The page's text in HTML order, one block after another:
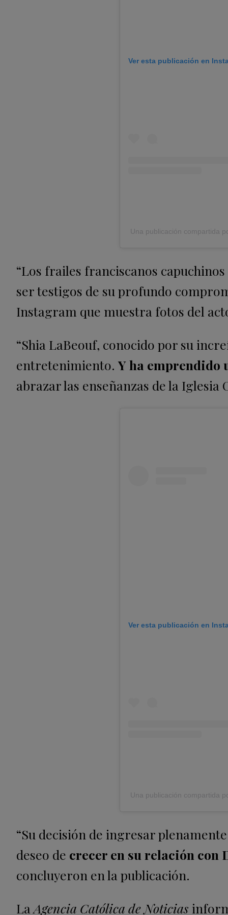
Ver esta publicación en
Una publicación compartida
“Los frailes franciscanos
ser testigos de su profundo
Instagram que muestra fotos del
“Shia LaBeouf, conocido por su
entretenimiento. Yha emprendido
abrazar las enseñanzas de la Iglesia
Ver esta publicación en
Una publicación compartida
“Su decisión de ingresar
deseo de crecer en su relación con
concluyeron en la publicación.
LaAgencia Católica de Noticias